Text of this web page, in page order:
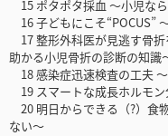
15 ポタポタ採血 ～小児な
16 子どもにこそ“POCUS”
17 整形外科医が見逃す骨
助かる小児骨折の診断の知識
18 感染症迅速検査の工夫
19 スマートな成長ホルモ
20 明日からできる（?）食
ない～